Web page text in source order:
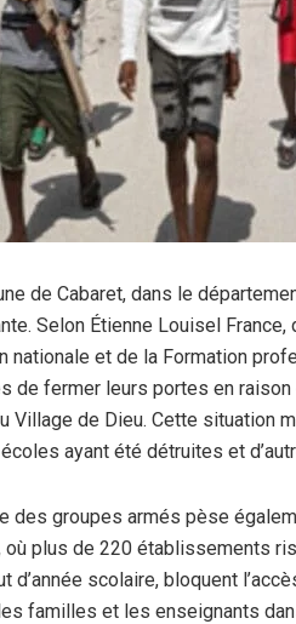
de Cabaret, dans le
Selon Étienne Louisel
nationale et de la Formation
de fermer leurs portes en
Village de Dieu. Cette situation
ayant été détruites et
des groupes armés pèse
où plus de 220 établissements
d’année scolaire, bloquent
familles et les enseignants